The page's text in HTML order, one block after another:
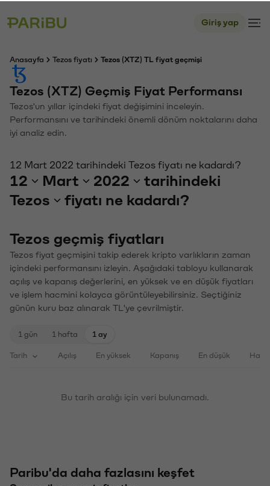
Giriş yap
Anasayfa Tezos fiyatı Tezos (XTZ) TL fiyat geçmişi
Tezos (XTZ) Geçmiş Fiyat Performansı
Tezos'un yıllar içindeki fiyat değişimini inceleyin.
Performansını ve tarihindeki önemli dönüm noktalarını daha
iyi analiz edin.
12 Mart 2022 tarihindeki Tezos fiyatı ne kadardı?
12 Mart 2022
tarihindeki
Tezos
fiyatı ne kadardı?
Tezos geçmiş fiyatları
Tezos fiyat geçmişini takip ederek kripto varlıkların zaman
içindeki performansını izleyin. Aşağıdaki tabloyu kullanarak
açılış ve kapanış değerlerini, en yüksek ve en düşük fiyatları
ve işlem hacmini kolayca görüntüleyebilirsiniz. Seçtiğiniz
günün kuru baz alınarak TL'ye çevrilmiştir.
1 gün 1 hafta 1 ay
Tarih Açılış En yüksek Kapanış En düşük
Bu tarih aralığı için veri bulunamadı.
Paribu'da daha fazlasını keşfet